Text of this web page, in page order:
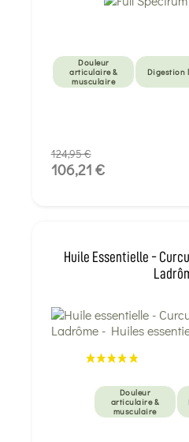
Douleur
articulaire &
musculaire
Digestion
124,95 €
106,21 €
Huile Essentielle -
Douleur
articulaire &
musculaire